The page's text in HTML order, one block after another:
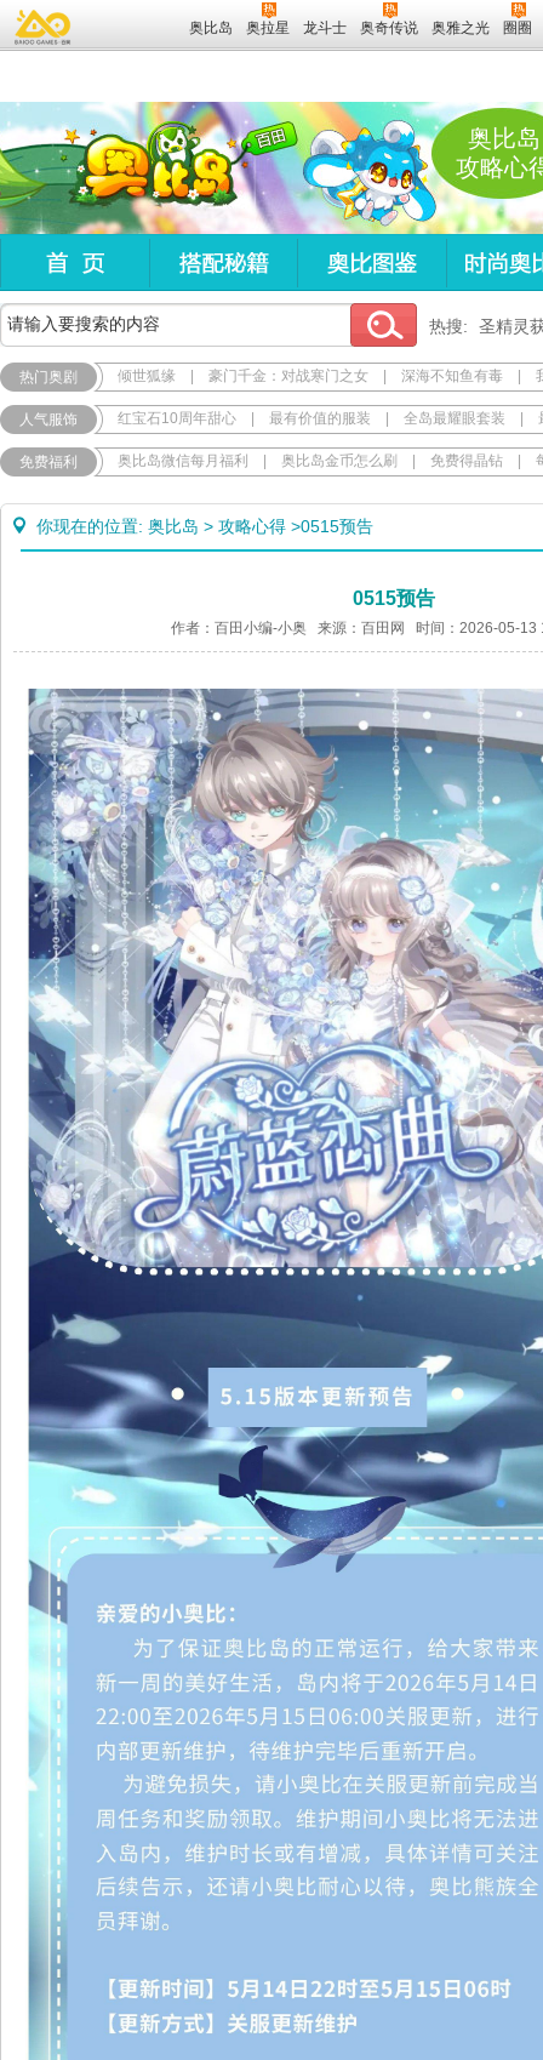
奥比岛 奥拉星 龙斗士 奥奇传说 奥雅之光 圈圈
奥比岛
攻略心
热搜: 圣精灵
热门奥剧 倾世狐缘 豪门千金：对战寒门之女 深海不知鱼有毒
人气服饰 红宝石10周年甜心 最有价值的服装 全岛最耀眼套装
免费福利 奥比岛微信每月福利 奥比岛金币怎么刷 免费得晶钻
你现在的位置: 奥比岛 > 攻略心得 >0515预告
0515预告
作者：百田小编-小奥 来源：百田网 时间：2026-05-